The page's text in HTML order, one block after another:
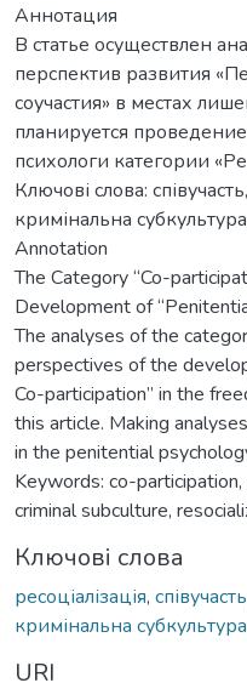
Аннотация
В статье осуществлен
перспектив развития
соучастия» в местах
планируется
психологи категории
Ключові слова:
кримінальна
Annotation
The Category “Co-
Development of
The analyses of the
perspectives of the
Co-participation” in the
this article. Making
in the penitential
Keywords: co-
criminal subculture,
Ключові слова
ресоціалізація, співучасть
кримінальна субкультура
URI